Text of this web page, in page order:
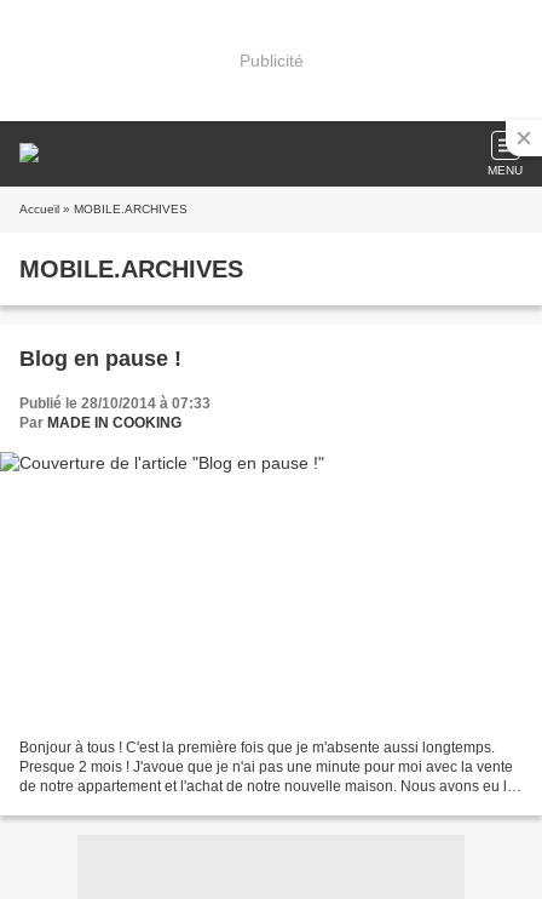
Publicité
MENU
Accueil » MOBILE.ARCHIVES
MOBILE.ARCHIVES
Blog en pause !
Publié le 28/10/2014 à 07:33
Par MADE IN COOKING
Bonjour à tous ! C'est la première fois que je m'absente aussi longtemps.
Presque 2 mois ! J'avoue que je n'ai pas une minute pour moi avec la vente
de notre appartement et l'achat de notre nouvelle maison. Nous avons eu les